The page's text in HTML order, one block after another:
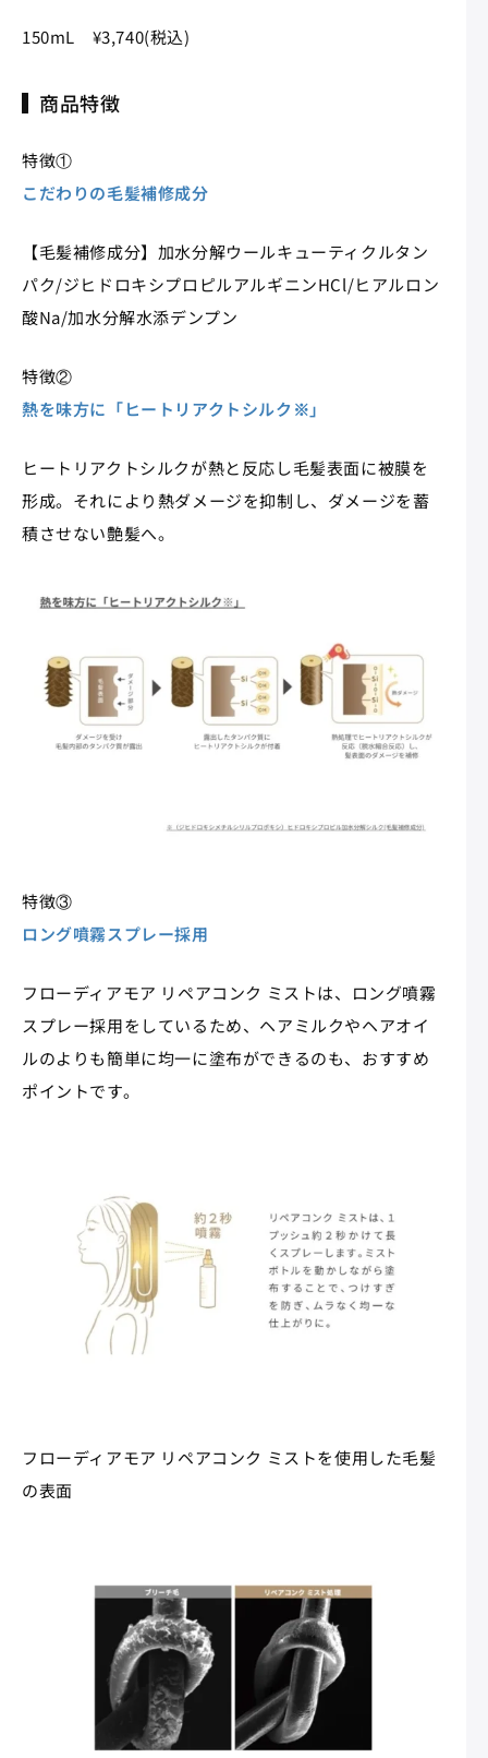
150mL ¥3,740(税込)
商品特徴
特徴①
こだわりの毛髪補修成分
【毛髪補修成分】加水分解ウールキューティクルタン
パク/ジヒドロキシプロピルアルギニンHCl/ヒアルロン
酸Na/加水分解水添デンプン
特徴②
熱を味方に「ヒートリアクトシルク※」
ヒートリアクトシルクが熱と反応し毛髪表面に被膜を
形成。それにより熱ダメージを抑制し、ダメージを蓄
積させない艶髪へ。
特徴③
ロング噴霧スプレー採用
フローディアモア リペアコンク ミストは、ロング噴霧
スプレー採用をしているため、ヘアミルクやヘアオイ
ルのよりも簡単に均一に塗布ができるのも、おすすめ
ポイントです。
フローディアモア リペアコンク ミストを使用した毛髪
の表面